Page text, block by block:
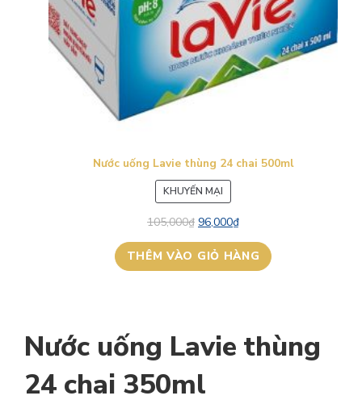
Nước uống Lavie thùng 24 chai 500ml
KHUYẾN MẠI
PHẨM
ĐANG
GIẢM
GIÁ
105,000₫ 96,000₫
THÊM VÀO GIỎ HÀNG
Nước uống Lavie thùng
24 chai 350ml